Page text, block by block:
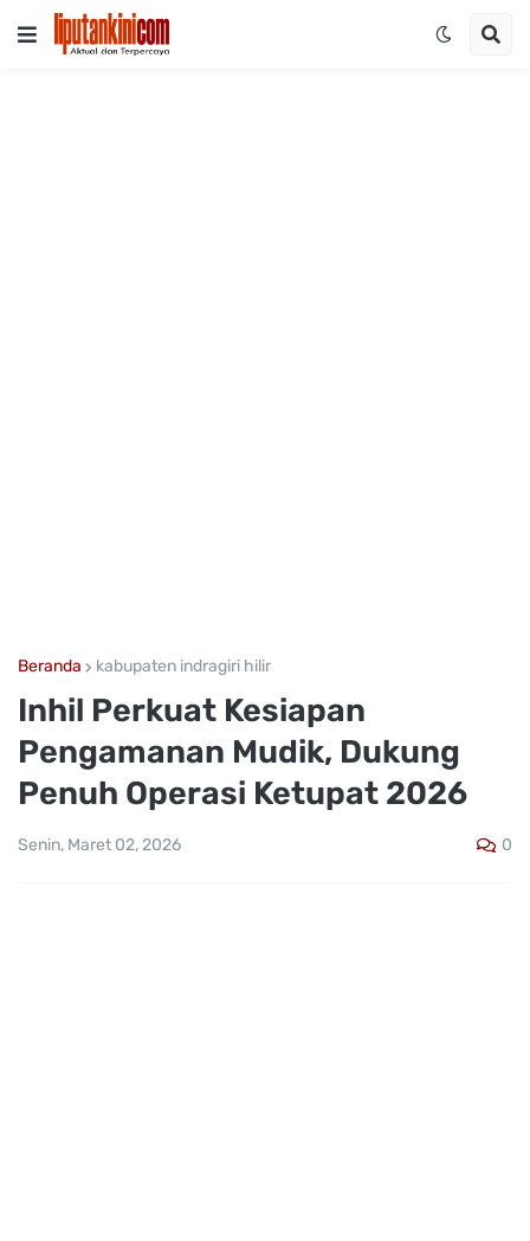
Beranda kabupaten indragiri hilir
Inhil Perkuat Kesiapan
Pengamanan Mudik, Dukung
Penuh Operasi Ketupat 2026
Senin, Maret 02, 2026 0